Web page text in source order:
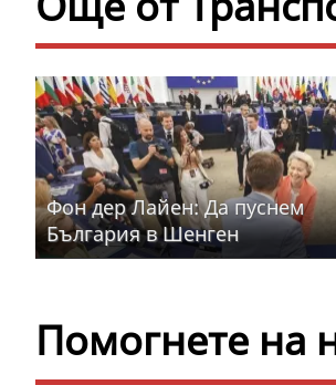
Фон дер Лайен: Да пуснем
България в Шенген
Помогнете на